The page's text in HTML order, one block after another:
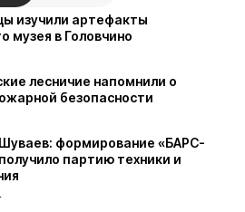
изучили артефакты
музея в Головчино
лесничие напомнили о
безопасности
формирование «БАРС-
партию техники и